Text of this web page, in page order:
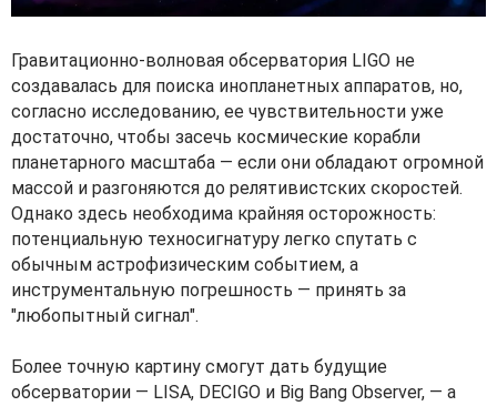
Гравитационно-волновая обсерватория LIGO не
создавалась для поиска инопланетных аппаратов, но,
согласно исследованию, ее чувствительности уже
достаточно, чтобы засечь космические корабли
планетарного масштаба — если они обладают огромной
массой и разгоняются до релятивистских скоростей.
Однако здесь необходима крайняя осторожность:
потенциальную техносигнатуру легко спутать с
обычным астрофизическим событием, а
инструментальную погрешность — принять за
"любопытный сигнал".
Более точную картину смогут дать будущие
обсерватории — LISA, DECIGO и Big Bang Observer, — а